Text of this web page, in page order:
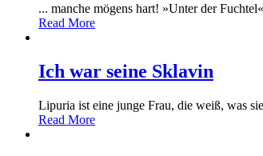
... manche mögens hart! »Unter der
Read More
Ich war seine Sklavin
Lipuria ist eine junge Frau, die weiß, was
Read More